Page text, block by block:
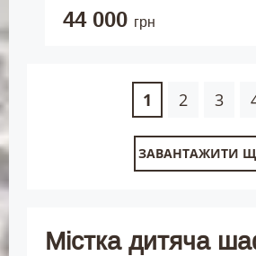
44 000 грн
1 2 3
ЗАВАНТАЖИТИ
Містка дитяча